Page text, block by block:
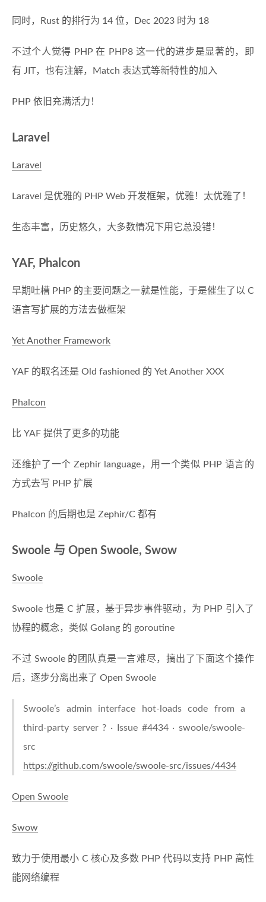
同时，Rust 的排行为 14 位，Dec 2023 时为 18
不过个人觉得 PHP 在 PHP8 这一代的进步是显著的，即
有 JIT，也有注解，Match 表达式等新特性的加入
PHP 依旧充满活力！
Laravel
Laravel
Laravel 是优雅的 PHP Web 开发框架，优雅！太优雅了！
生态丰富，历史悠久，大多数情况下用它总没错！
YAF, Phalcon
早期吐槽 PHP 的主要问题之一就是性能，于是催生了以 C
语言写扩展的方法去做框架
Yet Another Framework
YAF 的取名还是 Old fashioned 的 Yet Another XXX
Phalcon
比 YAF 提供了更多的功能
还维护了一个 Zephir language，用一个类似 PHP 语言的
方式去写 PHP 扩展
Phalcon 的后期也是 Zephir/C 都有
Swoole 与 Open Swoole, Swow
Swoole
Swoole 也是 C 扩展，基于异步事件驱动，为 PHP 引入了
协程的概念，类似 Golang 的 goroutine
不过 Swoole 的团队真是一言难尽，搞出了下面这个操作
后，逐步分离出来了 Open Swoole
Swoole’s admin interface hot-loads code from a
third-party server ? · Issue #4434 · swoole/swoole-
src
https://github.com/swoole/swoole-src/issues/4434
Open Swoole
Swow
致力于使用最小 C 核心及多数 PHP 代码以支持 PHP 高性
能网络编程